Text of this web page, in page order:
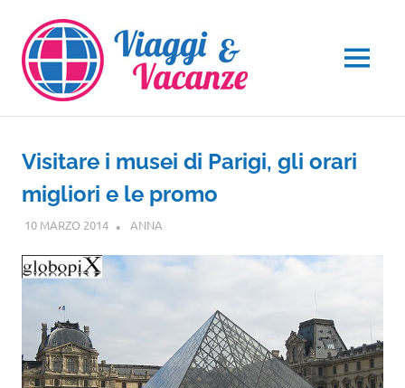
contenuto
MENU
Visitare i musei di Parigi, gli orari
migliori e le promo
10 MARZO 2014 ANNA